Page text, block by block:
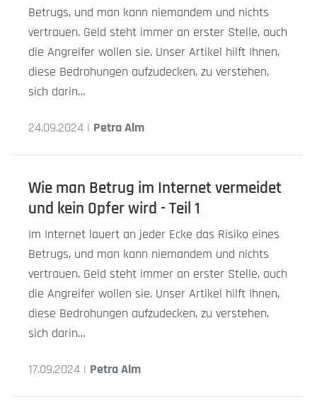
Betrugs, und man kann niemandem und nichts
vertrauen. Geld steht immer an erster Stelle, auch
die Angreifer wollen sie. Unser Artikel hilft Ihnen,
diese Bedrohungen aufzudecken, zu verstehen,
sich darin…
24.09.2024 | Petra Alm
Wie man Betrug im Internet vermeidet
und kein Opfer wird - Teil 1
Im Internet lauert an jeder Ecke das Risiko eines
Betrugs, und man kann niemandem und nichts
vertrauen. Geld steht immer an erster Stelle, auch
die Angreifer wollen sie. Unser Artikel hilft Ihnen,
diese Bedrohungen aufzudecken, zu verstehen,
sich darin…
17.09.2024 | Petra Alm